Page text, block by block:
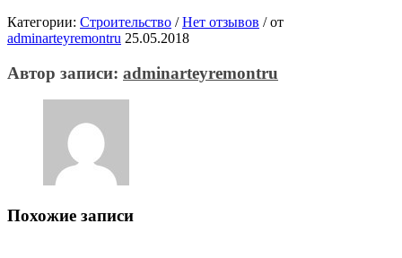
Категории: Строительство / Нет отзывов /от
adminarteyremontru 25.05.2018
Автор записи: adminarteyremontru
Похожие записи